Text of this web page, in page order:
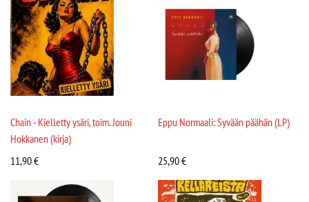
Chain - Kielletty ysäri, toim. Jouni
Hokkanen (kirja)
11,90€
Eppu Normaali: Syvään päähän (LP)
25,90€